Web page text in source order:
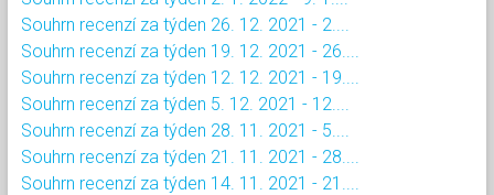
Souhrn recenzí za týden 26. 12. 2021 - 2....
Souhrn recenzí za týden 19. 12. 2021 - 26....
Souhrn recenzí za týden 12. 12. 2021 - 19....
Souhrn recenzí za týden 5. 12. 2021 - 12....
Souhrn recenzí za týden 28. 11. 2021 - 5....
Souhrn recenzí za týden 21. 11. 2021 - 28....
Souhrn recenzí za týden 14. 11. 2021 - 21....